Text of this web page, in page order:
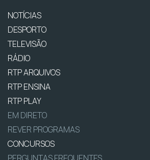
NOTÍCIAS
DESPORTO
TELEVISÃO
RÁDIO
RTP ARQUIVOS
RTP ENSINA
RTP PLAY
EM DIRETO
REVER PROGRAMAS
CONCURSOS